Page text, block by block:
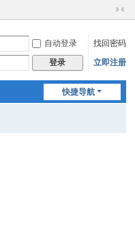
切
到
窄
自动登录
找回密码
登录 立即注册
快捷导航